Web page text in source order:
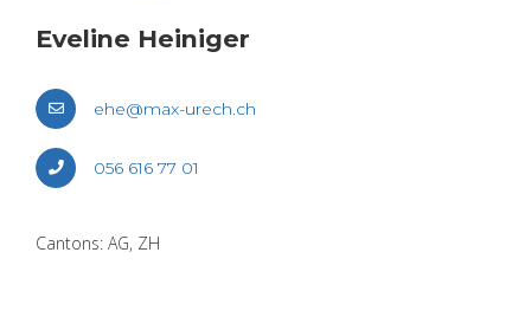
Eve­line Hei­ni­ger
ehe@​max-​urech.​ch
056 616 77 01
Can­tons: AG, ZH